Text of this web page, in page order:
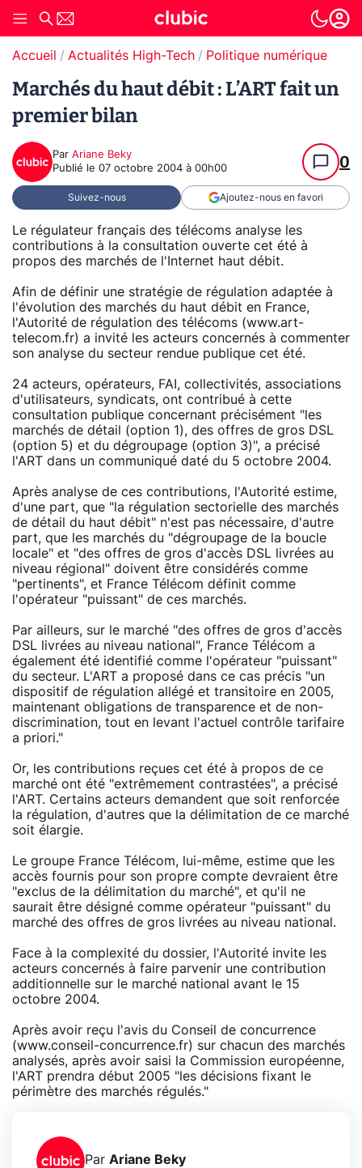
Accueil Actualités High-Tech Politique numérique
Marchés du haut débit : L’ART fait un
premier bilan
Par Ariane Beky
Publié le 07 octobre 2004 à 00h00 0
Suivez-nous Ajoutez-nous en favori
Le régulateur français des télécoms analyse les
contributions à la consultation ouverte cet été à
propos des marchés de l'Internet haut débit.
Afin de définir une stratégie de régulation adaptée à
l'évolution des marchés du haut débit en France,
l'Autorité de régulation des télécoms (www.art-
telecom.fr) a invité les acteurs concernés à commenter
son analyse du secteur rendue publique cet été.
24 acteurs, opérateurs, FAI, collectivités, associations
d'utilisateurs, syndicats, ont contribué à cette
consultation publique concernant précisément "les
marchés de détail (option 1), des offres de gros DSL
(option 5) et du dégroupage (option 3)", a précisé
l'ART dans un communiqué daté du 5 octobre 2004.
Après analyse de ces contributions, l'Autorité estime,
d'une part, que "la régulation sectorielle des marchés
de détail du haut débit" n'est pas nécessaire, d'autre
part, que les marchés du "dégroupage de la boucle
locale" et "des offres de gros d'accès DSL livrées au
niveau régional" doivent être considérés comme
"pertinents", et France Télécom définit comme
l'opérateur "puissant" de ces marchés.
Par ailleurs, sur le marché "des offres de gros d'accès
DSL livrées au niveau national", France Télécom a
également été identifié comme l'opérateur "puissant"
du secteur. L'ART a proposé dans ce cas précis "un
dispositif de régulation allégé et transitoire en 2005,
maintenant obligations de transparence et de non-
discrimination, tout en levant l'actuel contrôle tarifaire
a priori."
Or, les contributions reçues cet été à propos de ce
marché ont été "extrêmement contrastées", a précisé
l'ART. Certains acteurs demandent que soit renforcée
la régulation, d'autres que la délimitation de ce marché
soit élargie.
Le groupe France Télécom, lui-même, estime que les
accès fournis pour son propre compte devraient être
"exclus de la délimitation du marché", et qu'il ne
saurait être désigné comme opérateur "puissant" du
marché des offres de gros livrées au niveau national.
Face à la complexité du dossier, l'Autorité invite les
acteurs concernés à faire parvenir une contribution
additionnelle sur le marché national avant le 15
octobre 2004.
Après avoir reçu l'avis du Conseil de concurrence
(www.conseil-concurrence.fr) sur chacun des marchés
analysés, après avoir saisi la Commission européenne,
l'ART prendra début 2005 "les décisions fixant le
périmètre des marchés régulés."
Par Ariane Beky